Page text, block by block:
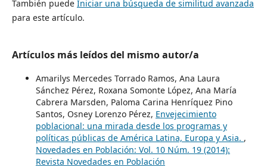
También puede Iniciar una búsqueda de similitud avanzada
para este artículo.
Artículos más leídos del mismo autor/a
Amarilys Mercedes Torrado Ramos, Ana Laura
Sánchez Pérez, Roxana Somonte López, Ana María
Cabrera Marsden, Paloma Carina Henríquez Pino
Santos, Osney Lorenzo Pérez, Envejecimiento
poblacional: una mirada desde los programas y
políticas públicas de América Latina, Europa y Asia. ,
Novedades en Población: Vol. 10 Núm. 19 (2014):
Revista Novedades en Población